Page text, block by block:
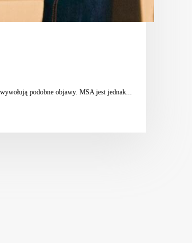
podobne objawy. MSA jest jednak...